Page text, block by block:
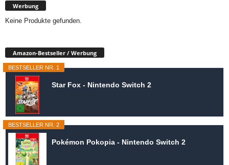
Werbung
Keine Produkte gefunden.
Amazon-Bestseller / Werbung
BESTSELLER NR. 1
Star Fox - Nintendo Switch 2
BESTSELLER NR. 2
Pokémon Pokopia - Nintendo Switch 2